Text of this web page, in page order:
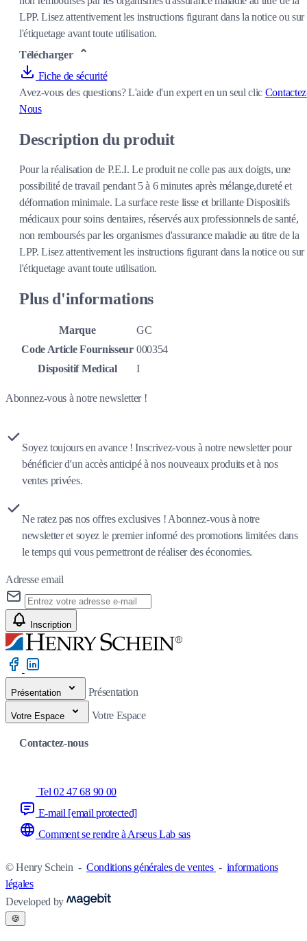
LPP. Lisez attentivement les instructions figurant dans la notice ou sur
l'étiquetage avant toute utilisation.
Télécharger
Fiche de sécurité
Avez-vous des questions?L'aide d'un expert en un seul clic
Nous
Description du produit
Pour la réalisation de P.E.I. Le produit ne colle pas aux doigts, une
possibilité de travail pendant 5 à 6 minutes après mélange,dureté et
déformation minimale. La surface reste lisse et brillante Dispositifs
médicaux pour soins dentaires, réservés aux professionnels de santé,
non remboursés par les organismes d'assurance maladie au titre de la
LPP. Lisez attentivement les instructions figurant dans la notice ou sur
l'étiquetage avant toute utilisation.
Plus d'informations
Marque
GC
Code Article Fournisseur 000354
Dispositif Medical
I
Abonnez-vous à notre newsletter !
Soyez toujours en avance ! Inscrivez-vous à notre newsletter pour
bénéficier d'un accès anticipé à nos nouveaux produits et à nos
ventes privées.
Ne ratez pas nos offres exclusives ! Abonnez-vous à notre
newsletter et soyez le premier informé des promotions limitées dans
le temps qui vous permettront de réaliser des économies.
Adresse email
Inscription
Présentation Présentation
Votre Espace Votre Espace
Contactez-nous
Tel 02 47 68 90 00
E-mail [email protected]
Comment se rendre à Arseus Lab sas
© Henry Schein - Conditions générales de ventes - informations
légales
Developed by
🍪